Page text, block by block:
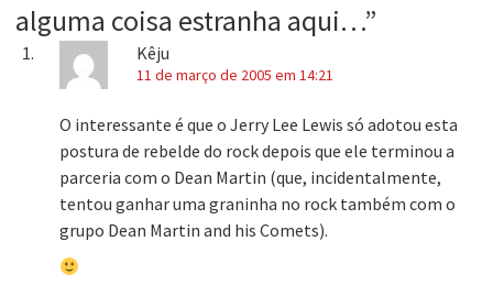
alguma coisa estranha aqui…”
Kêju
11 de março de 2005 em 14:21
O interessante é que o Jerry Lee Lewis só adotou esta
postura de rebelde do rock depois que ele terminou a
parceria com o Dean Martin (que, incidentalmente,
tentou ganhar uma graninha no rock também com o
grupo Dean Martin and his Comets).